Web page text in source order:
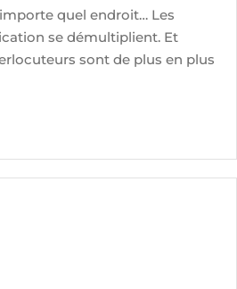
quel endroit… Les
se démultiplient. Et
sont de plus en plus